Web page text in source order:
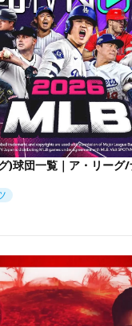
)球団一覧｜ア・リーグ